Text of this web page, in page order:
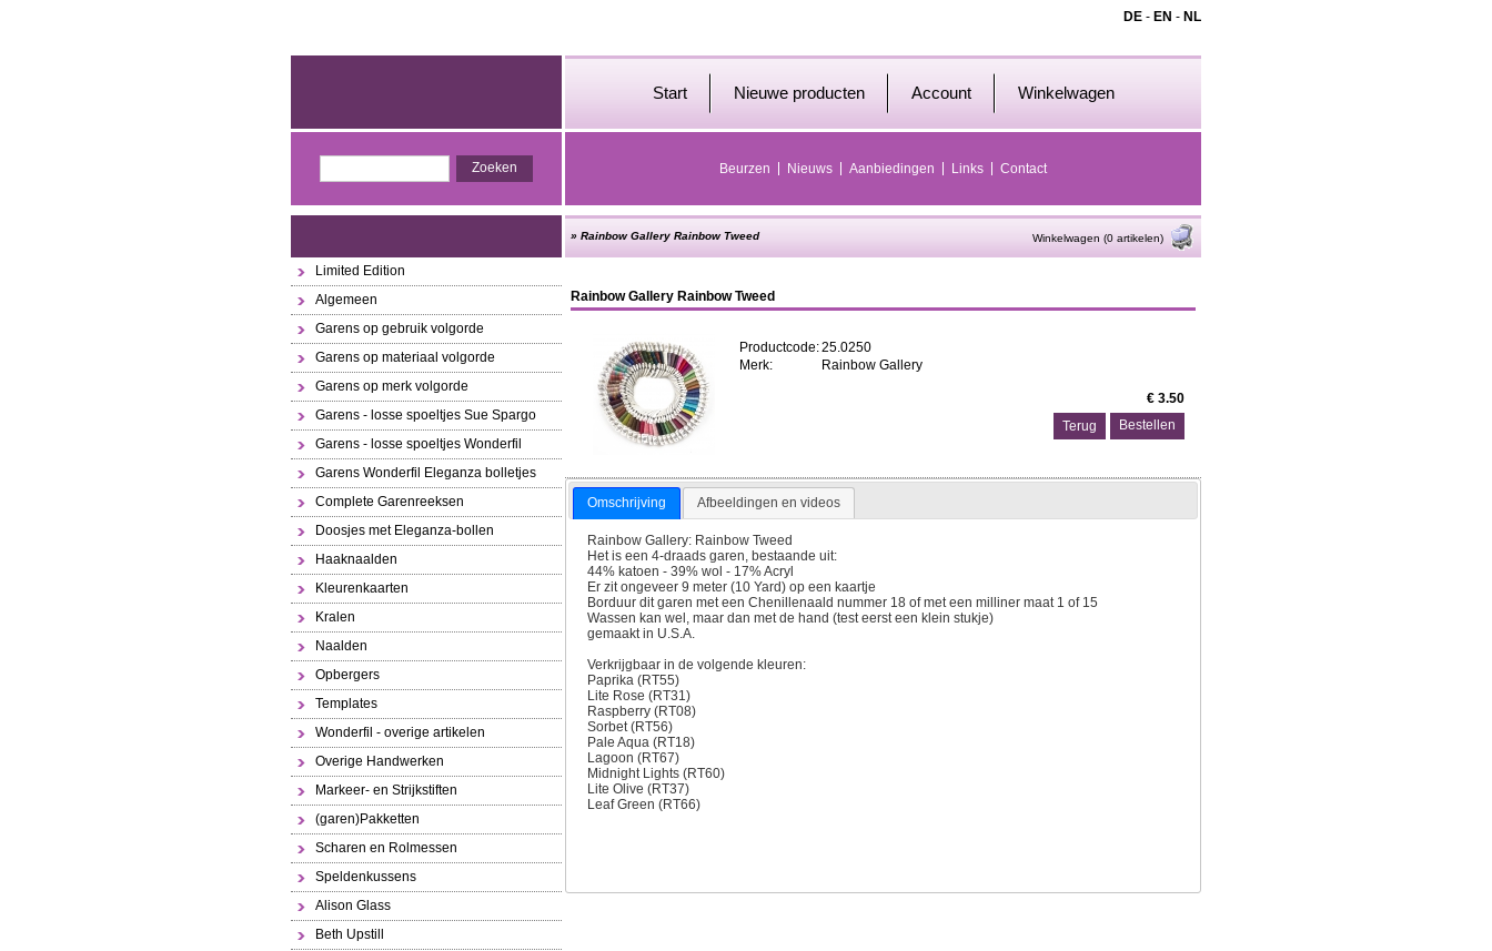
DE - EN - NL
Start Nieuwe producten Account Winkelwagen
Beurzen Nieuws Aanbiedingen Links Contact
Limited Edition
Algemeen
Garens op gebruik volgorde
Garens op materiaal volgorde
Garens op merk volgorde
Garens - losse spoeltjes Sue Spargo
Garens - losse spoeltjes Wonderfil
Garens Wonderfil Eleganza bolletjes
Complete Garenreeksen
Doosjes met Eleganza-bollen
Haaknaalden
Kleurenkaarten
Kralen
Naalden
Opbergers
Templates
Wonderfil - overige artikelen
Overige Handwerken
Markeer- en Strijkstiften
(garen)Pakketten
Scharen en Rolmessen
Speldenkussens
Alison Glass
Beth Upstill
» Rainbow Gallery Rainbow Tweed Winkelwagen (0 artikelen)
Rainbow Gallery Rainbow Tweed
Productcode:25.0250
Merk:
Rainbow Gallery
€ 3.50
Terug
Omschrijving Afbeeldingen en videos
Rainbow Gallery: Rainbow Tweed
Het is een 4-draads garen, bestaande uit:
44% katoen - 39% wol - 17% Acryl
Er zit ongeveer 9 meter (10 Yard) op een kaartje
Borduur dit garen met een Chenillenaald nummer 18 of met een milliner maat 1 of 15
Wassen kan wel, maar dan met de hand (test eerst een klein stukje)
gemaakt in U.S.A.
Verkrijgbaar in de volgende kleuren:
Paprika (RT55)
Lite Rose (RT31)
Raspberry (RT08)
Sorbet (RT56)
Pale Aqua (RT18)
Lagoon (RT67)
Midnight Lights (RT60)
Lite Olive (RT37)
Leaf Green (RT66)